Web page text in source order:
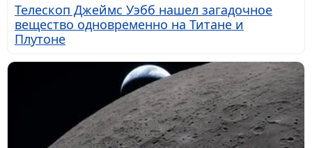
Телескоп Джеймс Уэбб нашел загадочное
вещество одновременно на Титане и
Плутоне